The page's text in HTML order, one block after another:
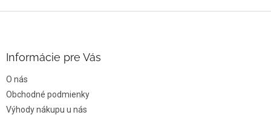
e
Informácie pre Vás
O nás
Obchodné podmienky
Výhody nákupu u nás